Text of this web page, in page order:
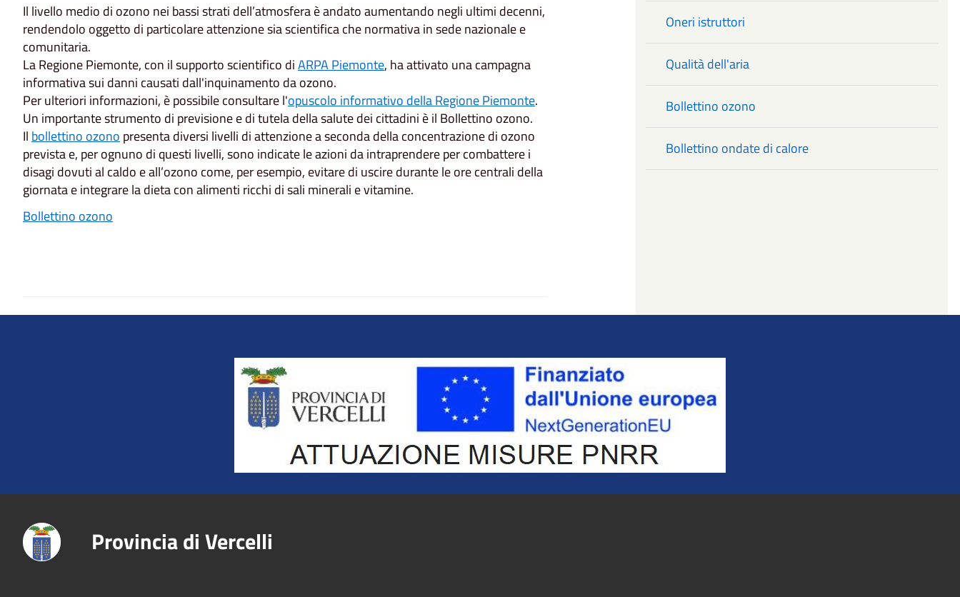
Il livello medio di ozono nei bassi strati dell’atmosfera è andato aumentando negli ultimi decenni,
rendendolo oggetto di particolare attenzione sia scientifica che normativa in sede nazionale e
comunitaria.
La Regione Piemonte, con il supporto scientifico diARPA Piemonte, ha attivato una campagna
informativa sui danni causati dall'inquinamento da ozono.
Per ulteriori informazioni, è possibile consultare l'opuscolo informativo della Regione Piemonte.
Un importante strumento di previsione e di tutela della salute dei cittadini è il Bollettino ozono.
Il bollettino ozono presenta diversi livelli di attenzione a seconda della concentrazione di ozono
prevista e, per ognuno di questi livelli, sono indicate le azioni da intraprendere per combattere i
disagi dovuti al caldo e all’ozono come, per esempio, evitare di uscire durante le ore centrali della
giornata e integrare la dieta con alimenti ricchi di sali minerali e vitamine.
Bollettino ozono
Oneri istruttori
Qualità dell'aria
Bollettino ozono
Bollettino ondate di calore
Title
Provincia di Vercelli